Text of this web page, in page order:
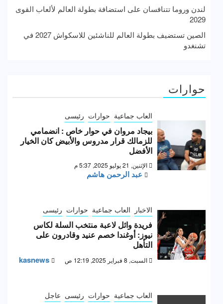
لندن وروما تتنافسان على استضافة بطولة العالم لألعاب القوى
2029
الصين تستضيف بطولة العالم للناشئين للاسكواش 2027 في
تشنغدو
حوارات
العاب جماعية حوارات رئيسى
بيجاد مروان في حوار خاص : انضمامي
للزمالك قرار مدروس والأبيض كان الخيار
الأفضل
الإثنين, 21 يوليو 2025, 5:37 م
عبد الرحمن هاشم
الاخبار العاب جماعية حوارات رئيسى
فريدة وائل لاعبة منتخب السلة لكاس
نيوز: أوغندا خصم عنيد وقادرون على
التأهل
السبت, 8 فبراير 2025, 12:19 ص kasnews
العاب جماعية حوارات رئيسى عاجل